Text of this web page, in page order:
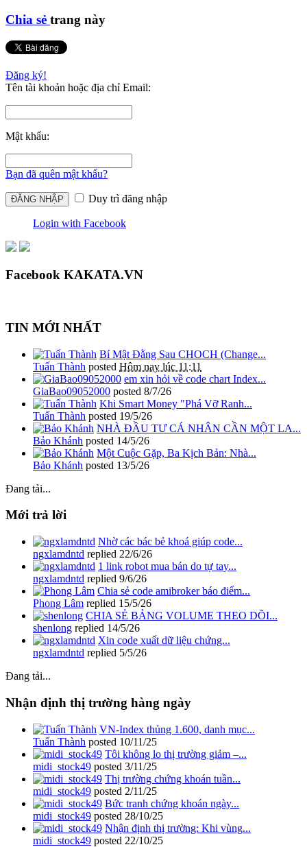
Chia sẻ trang này
Đăng ký!
Tên tài khoản hoặc địa chỉ Email:
Mật khẩu:
Bạn đã quên mật khẩu?
Duy trì đăng nhập
Login with Facebook
Facebook KAKATA.VN
TIN MỚI NHẤT
Bí Mật Đằng Sau CHOCH (Change...
Tuấn Thành posted Hôm nay lúc 11:11
em xin hỏi về code chart Index...
GiaBao09052000 posted 8/7/26
Khi Smart Money "Phá Vỡ Ranh...
Tuấn Thành posted 19/5/26
NHÀ ĐẦU TƯ CÁ NHÂN CẦN MỘT LA...
Bảo Khánh posted 14/5/26
Một Cuộc Gặp, Ba Kịch Bản: Nhà...
Bảo Khánh posted 13/5/26
Đang tải...
Mới trả lời
Nhờ các bác bẻ khoá giúp code...
ngxlamdntd replied 22/6/26
1 link robot mua bán do tự tay...
ngxlamdntd replied 9/6/26
Chia sẻ code amibroker báo điểm...
Phong Lâm replied 15/5/26
CHIA SẺ BẢNG VOLUME THEO DÕI...
shenlong replied 14/5/26
Xin code xuất dữ liệu chứng...
ngxlamdntd replied 5/5/26
Đang tải...
Nhận định thị trường hàng ngày
VN-Index thủng 1.600, danh mục...
Tuấn Thành posted 10/11/25
Tôi không lo thị trường giảm –...
midi_stock49 posted 3/11/25
Thị trường chứng khoán tuần...
midi_stock49 posted 2/11/25
Bức tranh chứng khoán ngày...
midi_stock49 posted 28/10/25
Nhận định thị trường: Khi vùng...
midi_stock49 posted 22/10/25